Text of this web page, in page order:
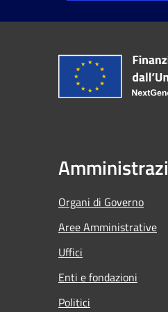
Organi di Governo
Aree Amministrative
Uffici
Enti e fondazioni
Politici